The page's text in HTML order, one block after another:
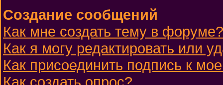
Создание сообщений
Как мне создать тему в форуме?
Как я могу редактировать или
Как присоединить подпись к